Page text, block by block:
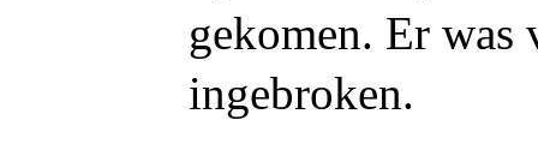
gekomen. Er was
ingebroken.